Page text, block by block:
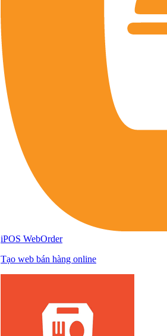
iPOS WebOrder
Tạo web bán hàng online